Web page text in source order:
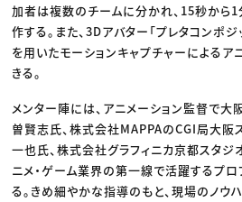
加者は複数のチームに分かれ、15秒から1
作する。また、3Dアバター「プレタコンポ
を用いたモーションキャプチャーによる
きる。
メンター陣には、アニメーション監督で
曽賢志氏、株式会社MAPPAのCGI局大阪
一也氏、株式会社グラフィニカ京都スタ
ニメ・ゲーム業界の第一線で活躍するプロ
る。きめ細やかな指導のもと、現場のノ